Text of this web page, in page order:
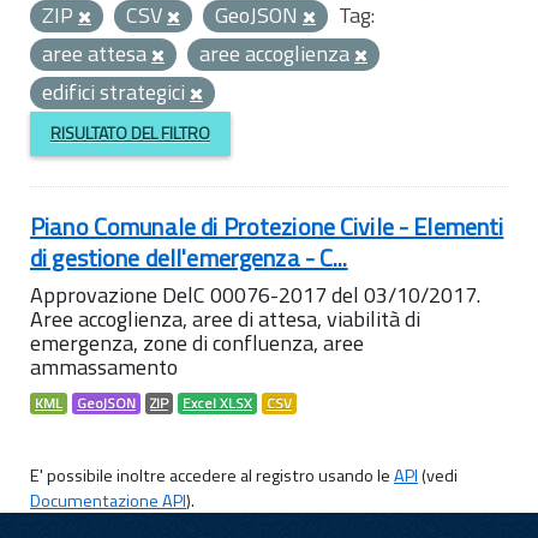
ZIP
CSV GeoJSON
Tag:
aree attesa
aree accoglienza
edifici strategici
RISULTATO DEL FILTRO
Piano Comunale di Protezione Civile - Elementi
di gestione dell'emergenza - C...
Approvazione DelC 00076-2017 del 03/10/2017.
Aree accoglienza, aree di attesa, viabilità di
emergenza, zone di confluenza, aree
ammassamento
KML GeoJSON ZIP Excel XLSX CSV
E' possibile inoltre accedere al registro usando leAPI(vedi
Documentazione API).